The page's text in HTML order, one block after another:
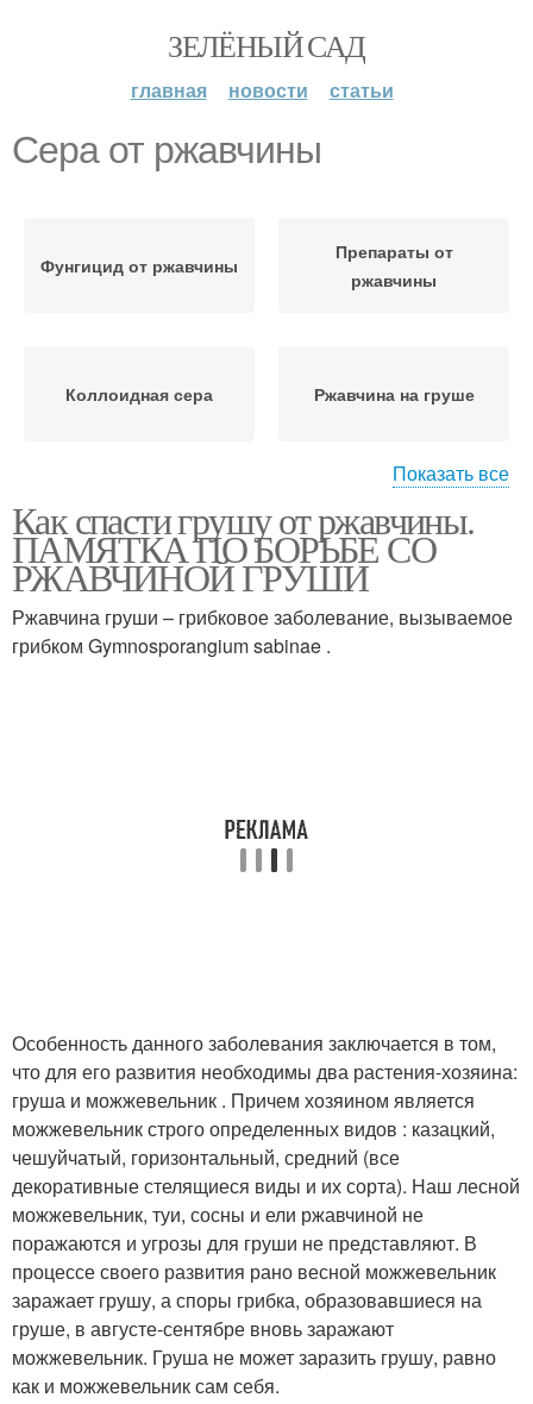
ЗЕЛЁНЫЙ САД
главная новости статьи
Сера от ржавчины
Фунгицид от ржавчины
Препараты от
ржавчины
Коллоидная сера Ржавчина на груше
Средства от ржавчины Груша от ржавчины
Показать все
Как спасти грушу от ржавчины.
ПАМЯТКА ПО БОРЬБЕ СО
РЖАВЧИНОЙ ГРУШИ
Ржавчина груши – грибковое заболевание, вызываемое
грибком Gymnosporangium sabinae .
Особенность данного заболевания заключается в том,
что для его развития необходимы два растения-хозяина:
груша и можжевельник . Причем хозяином является
можжевельник строго определенных видов : казацкий,
чешуйчатый, горизонтальный, средний (все
декоративные стелящиеся виды и их сорта). Наш лесной
можжевельник, туи, сосны и ели ржавчиной не
поражаются и угрозы для груши не представляют. В
процессе своего развития рано весной можжевельник
заражает грушу, а споры грибка, образовавшиеся на
груше, в августе-сентябре вновь заражают
можжевельник. Груша не может заразить грушу, равно
как и можжевельник сам себя.